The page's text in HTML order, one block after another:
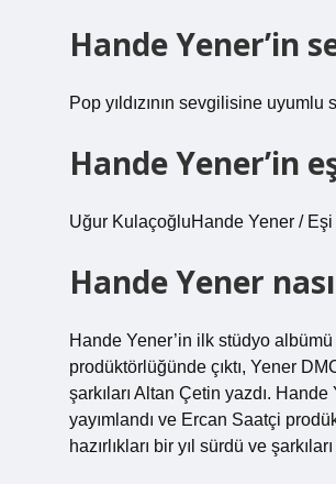
Hande Yener’in
Pop yıldızının sevgilisine
Hande Yener’in
Uğur KulaçoğluHande Yener /
Hande Yener
Hande Yener’in ilk stüdyo
prodüktörlüğünde çıktı, Yener
şarkıları Altan Çetin yazdı.
yayımlandı ve Ercan Saatçi
hazırlıkları bir yıl sürdü ve